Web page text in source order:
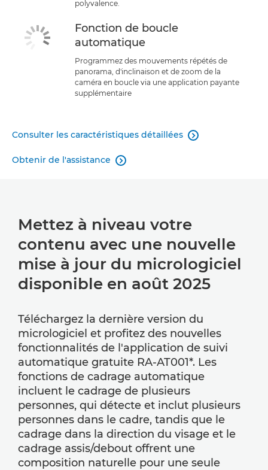
polyvalence.
Fonction de boucle
automatique
Programmez des mouvements répétés de
panorama, d'inclinaison et de zoom de la
caméra en boucle via une application payante
supplémentaire
Consulter les caractéristiques détaillées 
Obtenir de l'assistance 
Mettez à niveau votre
contenu avec une nouvelle
mise à jour du micrologiciel
disponible en août 2025
Téléchargez la dernière version du
micrologiciel et profitez des nouvelles
fonctionnalités de l'application de suivi
automatique gratuite RA-AT001*. Les
fonctions de cadrage automatique
incluent le cadrage de plusieurs
personnes, qui détecte et inclut plusieurs
personnes dans le cadre, tandis que le
cadrage dans la direction du visage et le
cadrage assis/debout offrent une
composition naturelle pour une seule